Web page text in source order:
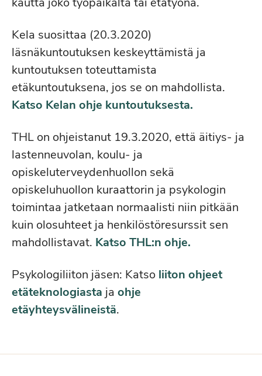
Kela suosittaa (20.3.2020)
läsnäkuntoutuksen keskeyttämistä ja
kuntoutuksen toteuttamista
etäkuntoutuksena, jos se on mahdollista.
Katso Kelan ohje kuntoutuksesta.
THL on ohjeistanut 19.3.2020, että äitiys- ja
lastenneuvolan, koulu- ja
opiskeluterveydenhuollon sekä
opiskeluhuollon kuraattorin ja psykologin
toimintaa jatketaan normaalisti niin pitkään
kuin olosuhteet ja henkilöstöresurssit sen
mahdollistavat. Katso THL:n ohje.
Psykologiliiton jäsen: Katso liiton ohjeet
etäteknologiasta ja ohje
etäyhteysvälineistä.